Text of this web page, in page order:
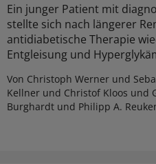
Ein junger Patient mit
stellte sich nach längerer
antidiabetische Therapie
Entgleisung und
Von Christoph Werner und
Kellner und Christof Kloos und
Burghardt und Philipp A.